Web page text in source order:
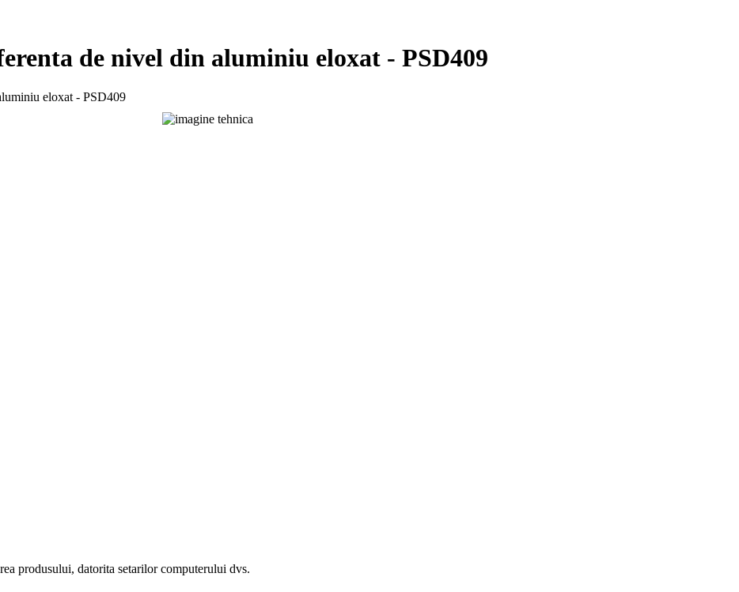
de nivel din aluminiu eloxat - PSD409
produsului, datorita setarilor computerului dvs.